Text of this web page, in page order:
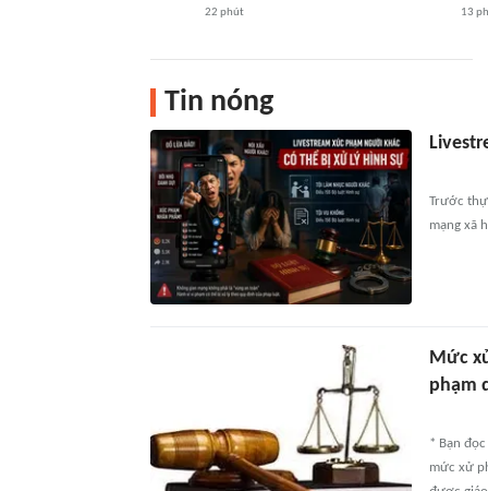
22 phút 13
Tin nóng
Trước
mạng xã
Mức
phạm
* Bạn
mức xử